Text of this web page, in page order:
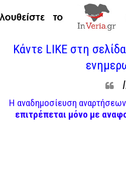
Κάντε LIKE στη
Η αναδημοσίευση
επιτρέπεται μόνο με